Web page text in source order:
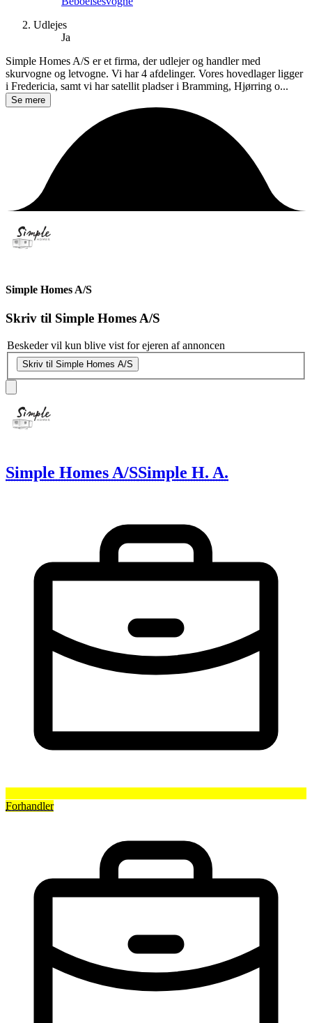
Udlejes
Ja
Simple Homes A/S er et firma, der udlejer og handler med
skurvogne og letvogne. Vi har 4 afdelinger. Vores hovedlager ligger
i Fredericia, samt vi har satellit pladser i Bramming, Hjørring o...
Se mere
Simple Homes A/S
Skriv til Simple Homes A/S
Beskeder vil kun blive vist for ejeren af annoncen
Skriv til Simple Homes A/S
Simple Homes A/SSimple H. A.
Forhandler